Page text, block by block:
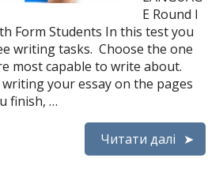
E Round I
Form Students In this test you
writing tasks. Choose the one
most capable to write about.
your essay on the pages
finish, …
Читати далі